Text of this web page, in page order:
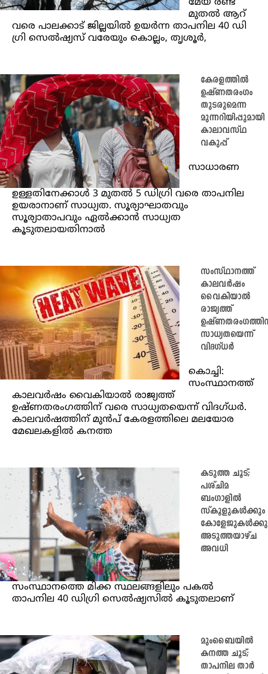
മേയ് രണ്ട്
മുതൽ ആറ്
വരെ പാലക്കാട് ജില്ലയിൽ ഉയർന്ന താപനില 40 ഡി​
ഗ്രി സെൽഷ്യസ് വരേയും കൊല്ലം, തൃശൂർ,
കേരളത്തിൽ
ഉഷ്‌ണതരംഗം
തുടരുമെന്ന
മുന്നറിയിപ്പുമായി
കാലാവസ്ഥ
വകുപ്പ്
സാധാരണ
ഉള്ളതിനേക്കാൾ 3 മുതൽ 5 ഡിഗ്രി വരെ താപനില
ഉയരാനാണ് സാധ്യത. സൂര്യാഘാതവും
സൂര്യാതാപവും ഏൽക്കാൻ സാധ്യത
കൂടുതലായതിനാൽ
സംസ്ഥാനത്ത്
കാലവര്‍ഷം
വൈകിയാല്‍
രാജ്യത്ത്
സാധ്യതയെന്ന്
വിദഗ്ധര്‍
കൊച്ചി:
സംസ്ഥാനത്ത്
കാലവര്‍ഷം വൈകിയാല്‍ രാജ്യത്ത്
ഉഷ്ണതരംഗത്തിന് വരെ സാധ്യതയെന്ന് വിദഗ്ധര്‍.
കാലവര്‍ഷത്തിന് മുന്‍പ് കേരളത്തിലെ മലയോര
മേഖലകളില്‍ കനത്ത
കടുത്ത ചൂട്;
പശ്ചിമ
ബംഗാളിൽ
സ്കൂളുകൾക്കും
അടുത്തയാഴ്ച
അവധി
സംസ്ഥാനത്തെ മിക്ക സ്ഥലങ്ങളിലും പകൽ
താപനില 40 ഡിഗ്രി സെൽഷ്യസിൽ കൂടുതലാണ്
മുംബൈയിൽ
കനത്ത ചൂട്;
താപനില താർ